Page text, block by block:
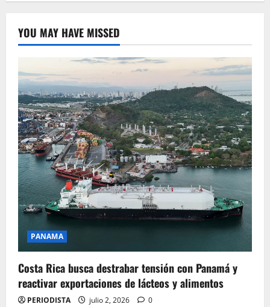
YOU MAY HAVE MISSED
PANAMA
Costa Rica busca destrabar tensión con Panamá y
reactivar exportaciones de lácteos y alimentos
PERIODISTA julio 2, 2026 0